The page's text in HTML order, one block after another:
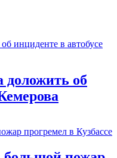
доложить об